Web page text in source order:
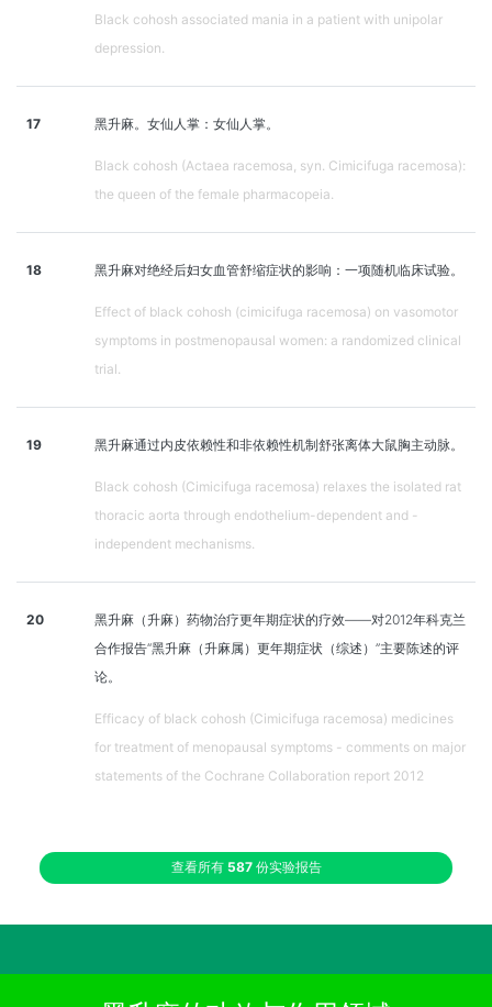
Black cohosh associated mania in a patient with unipolar
depression.
17 黑升麻。女仙人掌：女仙人掌。
Black cohosh (Actaea racemosa, syn. Cimicifuga racemosa):
the queen of the female pharmacopeia.
18 黑升麻对绝经后妇女血管舒缩症状的影响：一项随机临床试验。
Effect of black cohosh (cimicifuga racemosa) on vasomotor
symptoms in postmenopausal women: a randomized clinical
trial.
19 黑升麻通过内皮依赖性和非依赖性机制舒张离体大鼠胸主动脉。
Black cohosh (Cimicifuga racemosa) relaxes the isolated rat
thoracic aorta through endothelium-dependent and -
independent mechanisms.
20
黑升麻（升麻）药物治疗更年期症状的疗效——对2012年科克兰
合作报告“黑升麻（升麻属）更年期症状（综述）”主要陈述的评
论。
Efficacy of black cohosh (Cimicifuga racemosa) medicines
for treatment of menopausal symptoms - comments on major
statements of the Cochrane Collaboration report 2012
查看所有 587份实验报告